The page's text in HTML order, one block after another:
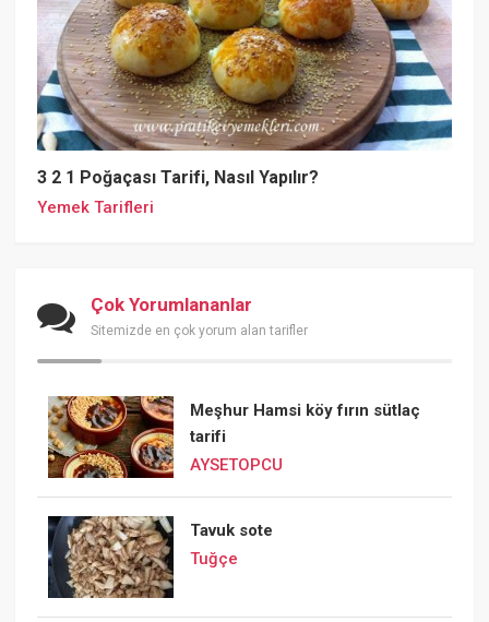
3 2 1 Poğaçası Tarifi, Nasıl Yapılır?
Yemek Tarifleri
Çok Yorumlananlar
Sitemizde en çok yorum alan tarifler
Meşhur Hamsi köy fırın sütlaç
tarifi
AYSETOPCU
Tavuk sote
Tuğçe